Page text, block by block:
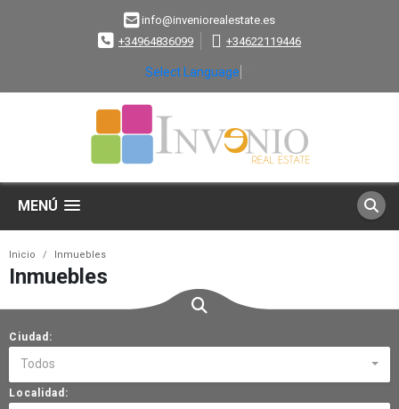
info@inveniorealestate.es
+34964836099
+34622119446
Select Language
MENÚ
Inicio Inmuebles
Inmuebles
Ciudad:
Todos
Localidad: